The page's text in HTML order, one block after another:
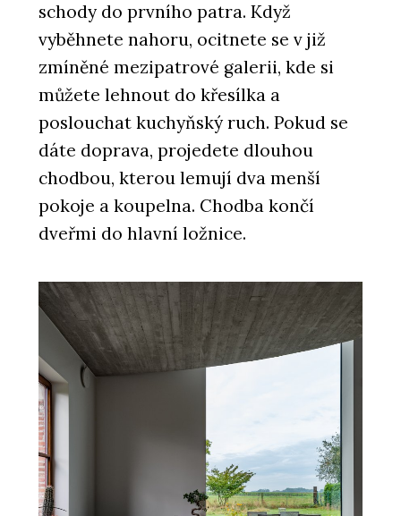
ČLÁNKY
Kachlová kamna nabízejí teplo,
osobitost a nadčasový vzhled
schody do prvního patra. Když
vyběhnete nahoru, ocitnete se v již
zmíněné mezipatrové galerii, kde si
můžete lehnout do křesílka a
poslouchat kuchyňský ruch. Pokud se
dáte doprava, projedete dlouhou
chodbou, kterou lemují dva menší
pokoje a koupelna. Chodba končí
dveřmi do hlavní ložnice.